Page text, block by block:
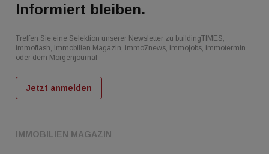
IMMOBILIEN MAGAZIN
Informiert bleiben.
Treffen Sie eine Selektion unserer Newsletter zu buildingTIMES,
immoflash, Immobilien Magazin, immo7news, immojobs, immotermin
oder dem Morgenjournal
Jetzt anmelden